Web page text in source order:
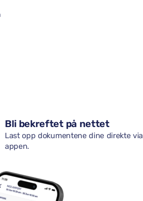
Bli bekreftet på nettet
Last opp dokumentene dine direkte via
appen.